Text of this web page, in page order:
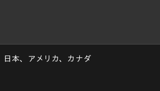
日本、アメリカ、カナダ